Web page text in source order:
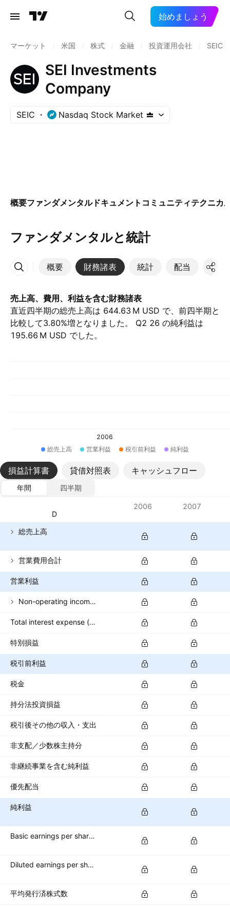
始めましょう
マーケット 米国 株式 金融 投資運用会社 SEIC
SEI Investments
Company
SEIC Nasdaq Stock Market
概要ファンダメンタルドキュメント コミュニティテクニカ
ファンダメンタルと統計
概要 財務諸表 統計 配当 決算
その他
売上高、費用、利益を含む財務諸表
直近四半期の総売上高は ‪644.63 M‬ USD で、前四半期と
比較して3.80%増となりました。 Q2 26 の純利益は
‪195.66 M‬ USD でした。
2006
総売上高
営業利益 税引前利益 純利益
損益計算書 貸借対照表 キャッシュフロー
年間
四半期
通貨: USD
2006 2007
総売上高
営業費用合計
営業利益
Non-operating income (excl. interest expenses)
Total interest expense (banks)
特別損益
税引前利益
税金
持分法投資損益
税引後その他の収入・支出
非支配／少数株主持分
非継続事業を含む純利益
優先配当
純利益
Basic earnings per share (basic EPS)
Diluted earnings per share (diluted EPS)
平均発行済株式数